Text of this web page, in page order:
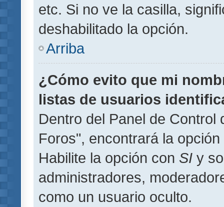
etc. Si no ve la casilla,
deshabilitado la opción.
Arriba
¿Cómo evito que mi
listas de usuarios
Dentro del Panel de
Foros", encontrará la opción
Habilite la opción con SI y
administradores,
como un usuario oculto.